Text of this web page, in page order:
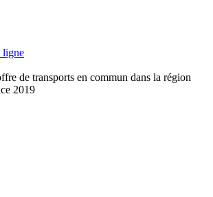
ligne
de transports en commun dans la région
2019